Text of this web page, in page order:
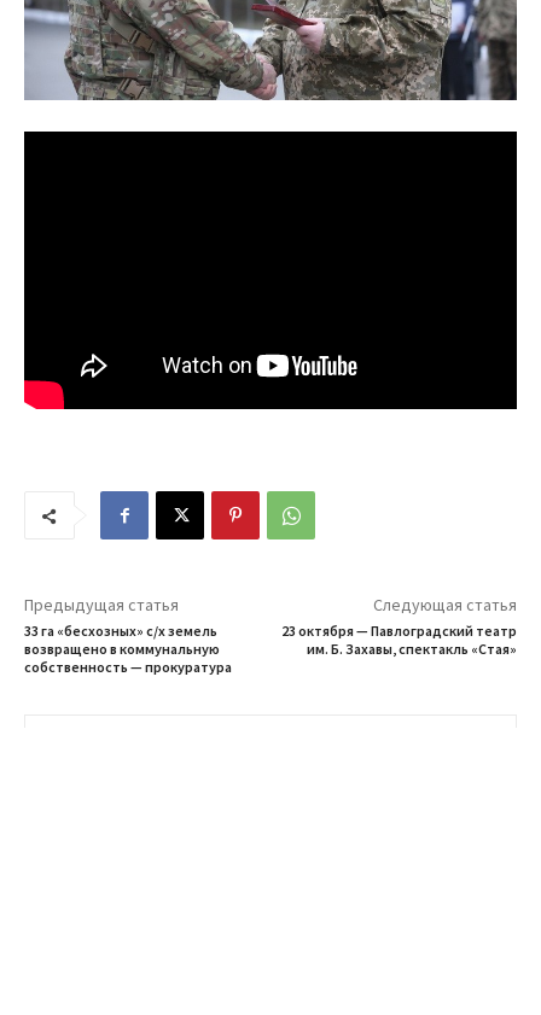
Предыдущая статья
33 га «бесхозных» с/х земель
возвращено в коммунальную
собственность — прокуратура
Следующая статья
23 октября — Павлоградский театр
им. Б. Захавы, спектакль «Стая»